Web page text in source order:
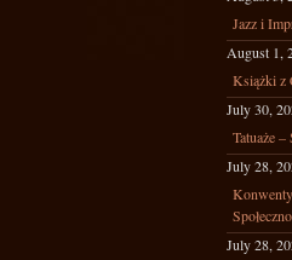
Jazz i
August 1,
Książki z
July 30,
Tatuaże
July 28,
July 28,